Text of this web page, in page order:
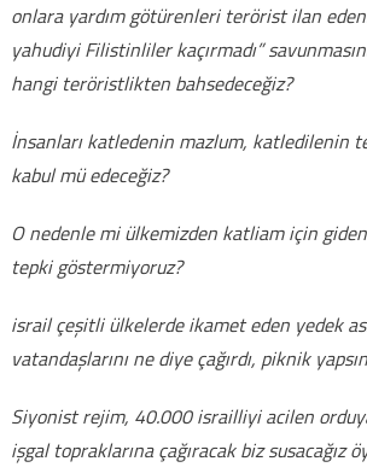
onlara yardım götürenleri terörist ilan
yahudiyi Filistinliler kaçırmadı”
hangi teröristlikten bahsedeceğiz?
İnsanları katledenin mazlum, katledilenin
kabul mü edeceğiz?
O nedenle mi ülkemizden katliam için
tepki göstermiyoruz?
israil çeşitli ülkelerde ikamet eden yedek
vatandaşlarını ne diye çağırdı, piknik
Siyonist rejim, 40.000 israilliyi acilen
işgal topraklarına çağıracak biz susacağız